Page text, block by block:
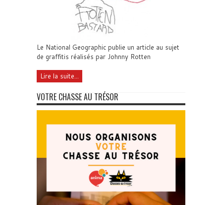
Le National Geographic publie un article au sujet
de graffitis réalisés par Johnny Rotten
Lire la suite...
VOTRE CHASSE AU TRÉSOR